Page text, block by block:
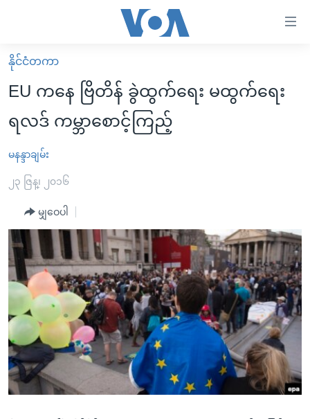
လွယ်ကူ
စေ
Link
များ
ပင်မ
ကျော်
ကြည့်
ပင်မ
အ
ညွန်း
စာမျက်နှာ
သို့
ကျော်
မူလစာမျက်နှာ
မြန်မာ
ကမ္ဘာ့သတင်းများ
နိုင်ငံတကာ
အမေရိကန်
အစ္စရေး-ပါလက်စတိုင်း
သတင်းလွတ်လပ်ခွင့်
အင်္ဂလိပ်စာလေ့လာမယ်
အမေရိကန်သုံးအီဒီယံ
မကြေးမုံရဲ့ အင်္ဂလိပ်စာ
ရုပ်ရှင်ထဲက အင်္ဂလိပ်စာ
သုတပဒေသာ အင်္ဂလိပ်စာ
အပတ်စဉ်ကဏ္ဍများ
ရေဒီယို
တီဗွီ
ရေဒီယိုနှင့်ရုပ်သံ အချက်အလက်များ
ရေဒီယို/တီဗွီအစီအစဉ်
Learning English
ဗွီအိုအေ လူမှုကွန်ယက်များ
နိုင်ငံတကာ
EU ကနေ ဗြိတိန် ခွဲထွက်ရေး မထွက်ရေး
ရလဒ် ကမ္ဘာစောင့်ကြည့်
မနန္ဒာချမ်း
၂၃ ဇြန္၊ ၂၀၁၆
မျှဝေပါ